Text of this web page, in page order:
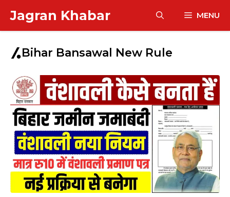
content
Jagran Khabar MENU
Bihar Bansawal New Rule